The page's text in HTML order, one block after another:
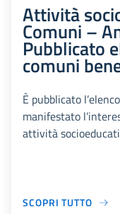
Attività
Comuni –
Pubblicato
comuni
È pubblicato
manifestato
attività
SCOPRI TUTTO